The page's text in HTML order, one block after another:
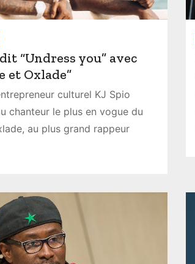
Amaarae –
Black Star
Ndakhté Lo
Performanc
e
“Undress you” avec
et Oxlade”
culturel KJ Spio
chanteur le plus en vogue du
au plus grand rappeur